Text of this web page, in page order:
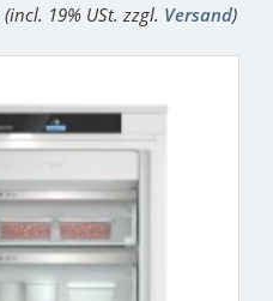
(incl. 19% USt. zzgl. Versand)